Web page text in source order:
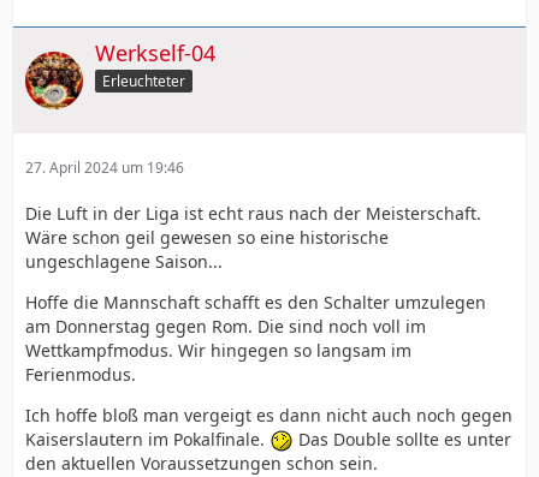
Werkself-04
Erleuchteter
27. April 2024 um 19:46
Die Luft in der Liga ist echt raus nach der Meisterschaft.
Wäre schon geil gewesen so eine historische
ungeschlagene Saison...
Hoffe die Mannschaft schafft es den Schalter umzulegen
am Donnerstag gegen Rom. Die sind noch voll im
Wettkampfmodus. Wir hingegen so langsam im
Ferienmodus.
Ich hoffe bloß man vergeigt es dann nicht auch noch gegen
Kaiserslautern im Pokalfinale.
Das Double sollte es unter
den aktuellen Voraussetzungen schon sein.